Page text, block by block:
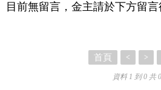
目前無留言，金主請於下方留言
首頁 < >
資料 1 到 0 共 0